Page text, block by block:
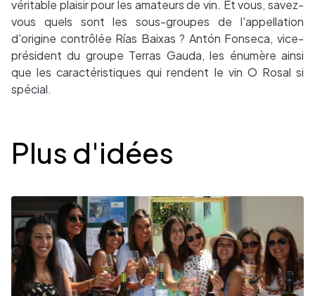
véritable plaisir pour les amateurs de vin. Et vous, savez-
vous quels sont les sous-groupes de l'appellation
d'origine contrôlée Rías Baixas ? Antón Fonseca, vice-
président du groupe Terras Gauda, les énumère ainsi
que les caractéristiques qui rendent le vin O Rosal si
spécial.
Plus d'idées